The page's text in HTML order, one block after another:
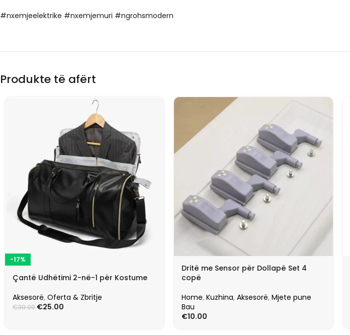
#nxemjeelektrike #nxemjemuri #ngrohsmodern
Produkte të afërt
-17%
Çantë Udhëtimi 2-në-1 për Kostume
Aksesorë, Oferta & Zbritje
€30.00 €25.00
Dritë me Sensor për Dollapë Set 4
copë
Home, Kuzhina, Aksesorë, Mjete pune
Bau
€10.00